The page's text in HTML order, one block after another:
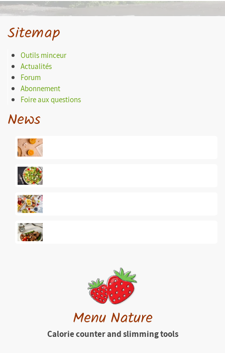
Sitemap
Outils minceur
Actualités
Forum
Abonnement
Foire aux questions
News
Menu Nature
Calorie counter and slimming tools